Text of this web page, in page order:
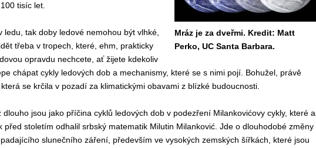
Mráz je za dveřmi. Kredit: Matt
Perko, UC Santa Barbara.
tisíc let.
tak doby ledové nemohou být vlhké,
třeba v tropech, které, ehm, prakticky
opravdu nechcete, ať žijete kdekoliv
chápat cykly ledových dob a mechanismy, které se s nimi pojí. Bohužel, právě
se krčila v pozadí za klimatickými obavami z blízké budoucnosti.
dlouho jsou jako příčina cyklů ledových dob v podezření Milankovićovy cykly, které
před stoletím odhalil srbský matematik Milutin Milanković. Jde o dlouhodobé změny
slunečního záření, především ve vysokých zemských šířkách, které jsou